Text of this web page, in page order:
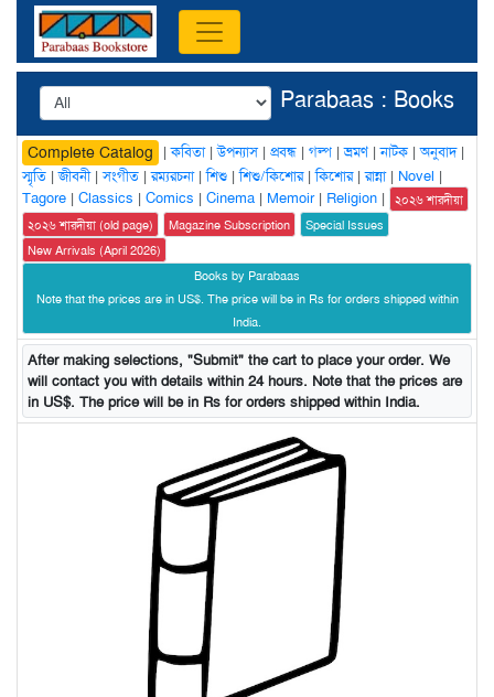
Parabaas : Books
Complete Catalog |কবিতা|উপন্যাস| প্রবন্ধ | গল্প |ভ্রমণ|নাটক |অনুবাদ|
স্মৃতি |জীবনী|সংগীত |রম্যরচনা|শিশু |শিশু/কিশোর|কিশোর|রান্না| Novel |
Tagore | Classics | Comics | Cinema | Memoir| Religion |
২০২৬ শারদীয়া
২০২৬ শারদীয়া (old page)
Magazine Subscription
Special Issues
New Arrivals (April 2026)
Books by Parabaas
Note that the prices are in US$. The price will be in Rs for orders shipped within
India.
After making selections, "Submit" the cart to place your order. We
will contact you with details within 24 hours. Note that the prices are
in US$. The price will be in Rs for orders shipped within India.